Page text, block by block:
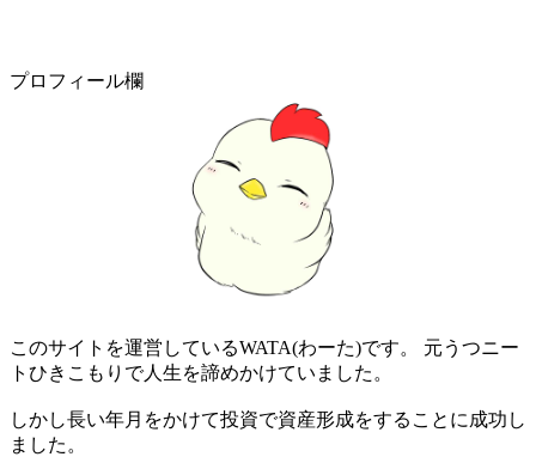
プロフィール欄
このサイトを運営しているWATA(わーた)です。 元うつニー
トひきこもりで人生を諦めかけていました。
しかし長い年月をかけて投資で資産形成をすることに成功し
ました。